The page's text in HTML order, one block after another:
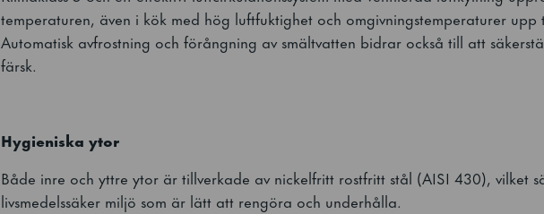
temperaturen, även i kök med hög luftfuktighet och omgivningstemperaturer upp
Automatisk avfrostning och förångning av smältvatten bidrar också till att
färsk.
Hygieniska ytor
Både inre och yttre ytor är tillverkade av nickelfritt rostfritt stål (AISI 430), vilket
livsmedelssäker miljö som är lätt att rengöra och underhålla.